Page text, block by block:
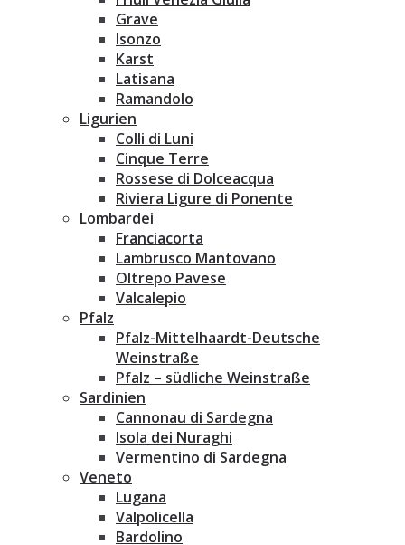
Grave
Isonzo
Karst
Latisana
Ramandolo
Ligurien
Colli di Luni
Cinque Terre
Rossese di Dolceacqua
Riviera Ligure di Ponente
Lombardei
Franciacorta
Lambrusco Mantovano
Oltrepo Pavese
Valcalepio
Pfalz
Pfalz-Mittelhaardt-Deutsche
Weinstraße
Pfalz – südliche Weinstraße
Sardinien
Cannonau di Sardegna
Isola dei Nuraghi
Vermentino di Sardegna
Veneto
Lugana
Valpolicella
Bardolino